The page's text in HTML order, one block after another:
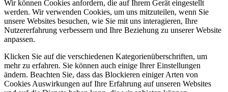
Wir können Cookies anfordern, die auf Ihrem Gerät eingestellt
werden. Wir verwenden Cookies, um uns mitzuteilen, wenn Sie
unsere Websites besuchen, wie Sie mit uns interagieren, Ihre
Nutzererfahrung verbessern und Ihre Beziehung zu unserer Website
anpassen.
Klicken Sie auf die verschiedenen Kategorienüberschriften, um
mehr zu erfahren. Sie können auch einige Ihrer Einstellungen
ändern. Beachten Sie, dass das Blockieren einiger Arten von
Cookies Auswirkungen auf Ihre Erfahrung auf unseren Websites